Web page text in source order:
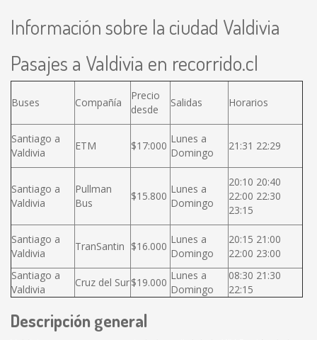
Información sobre la ciudad Valdivia
Pasajes a Valdivia en recorrido.cl
Buses Compañía
Precio
desde
Salidas Horarios
Santiago a
Valdivia
ETM $17:000
Lunes a
Domingo
21:31 22:29
Santiago a
Valdivia
Pullman
Bus
$15.800
Lunes a
Domingo
20:10 20:40
22:00 22:30
23:15
Santiago a
Valdivia
TranSantin $16.000
Lunes a
Domingo
20:15 21:00
22:00 23:00
Santiago a
Valdivia
Cruz del Sur$19.000
Lunes a
Domingo
08:30 21:30
22:15
Descripción general